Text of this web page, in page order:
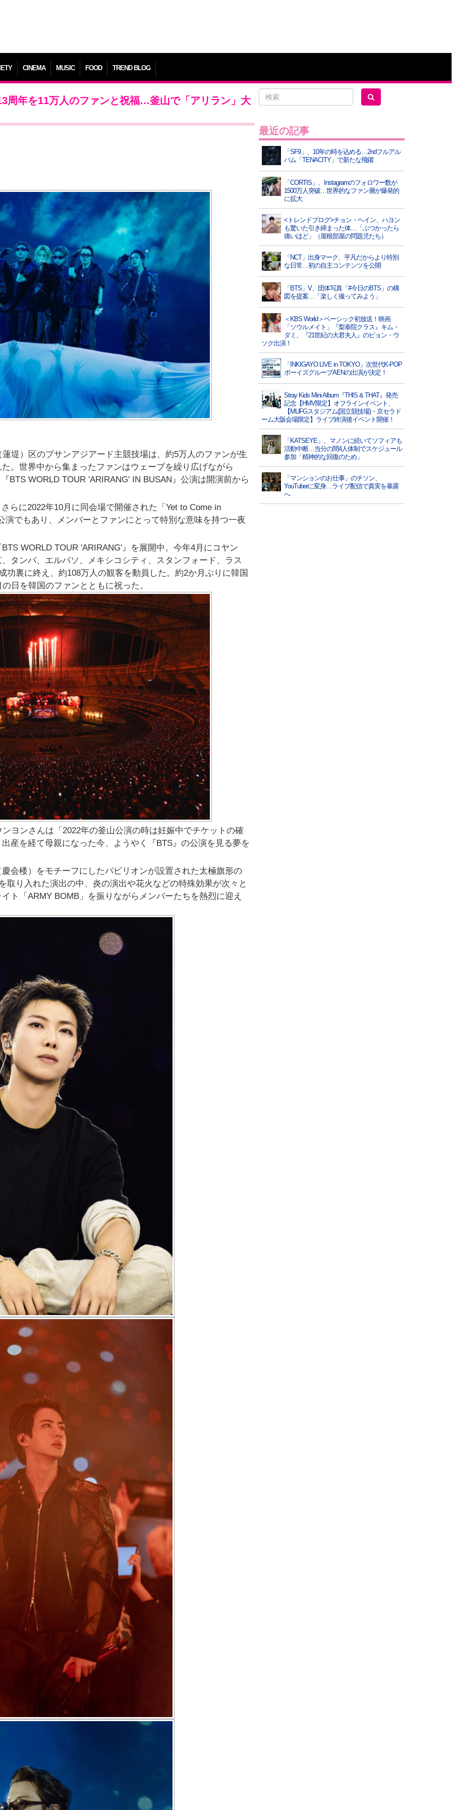
CINEMA MUSIC FOOD TREND BLOG
周年を11万人のファンと祝福…釜山で「アリラン」大
堤）区のプサンアジアード主競技場は、約5万人のファンが生
。世界中から集まったファンはウェーブを繰り広げながら
BTS WORLD TOUR 'ARIRANG' IN BUSAN』公演は開演前から
らに2022年10月に同会場で開催された「Yet to Come in
演でもあり、メンバーとファンにとって特別な意味を持つ一夜
WORLD TOUR 'ARIRANG'』を展開中。今年4月にコヤン
タンパ、エルパソ、メキシコシティ、スタンフォード、ラス
功裏に終え、約108万人の観客を動員した。約2か月ぶりに韓国
日を韓国のファンとともに祝った。
ヨンさんは「2022年の釜山公演の時は妊娠中でチケットの確
産を経て母親になった今、ようやく『BTS』の公演を見る夢を
会楼）をモチーフにしたパビリオンが設置された太極旗形の
取り入れた演出の中、炎の演出や花火などの特殊効果が次々と
ト「ARMY BOMB」を振りながらメンバーたちを熱烈に迎え
最近の記事
「SF9」、10年の時を込める…2ndフルアル
バム「TENACITY」で新たな飛躍
「CORTIS」、Instagramのフォロワー数が
1500万人突破…世界的なファン層が爆発的
に拡大
<トレンドブログ>チョン・ヘイン、ハヨン
も驚いた引き締まった体…「ぶつかったら
痛いほど」（屋根部屋の問題児たち）
「NCT」出身マーク、平凡だからより特別
な日常…初の自主コンテンツを公開
「BTS」V、団体写真「#今日のBTS」の構
図を提案…「楽しく撮ってみよう」
＜KBS World＞ベーシック初放送！映画
「ソウルメイト」『梨泰院クラス』キム・
ダミ、『21世紀の大君夫人』のピョン・ウ
ソク出演！
「INKIGAYO LIVE in TOKYO」次世代K-POP
ボーイズグループAENの出演が決定！
Stray Kids Mini Album『THIS & THAT』発売
記念【HMV限定】オフラインイベント、
【MUFGスタジアム(国立競技場)・京セラド
ーム大阪会場限定】ライブ終演後イベント開催！
「KATSEYE」、マノンに続いてソフィアも
活動中断…当分の間4人体制でスケジュール
参加「精神的な回復のため」
「マンションのお仕事」のチソン、
YouTuberに変身…ライブ配信で真実を暴露
へ